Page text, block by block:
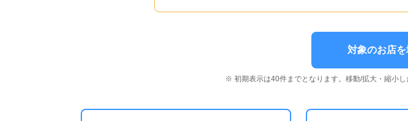
対象のお店
※ 初期表示は40件までとなります。移動/拡大・縮小